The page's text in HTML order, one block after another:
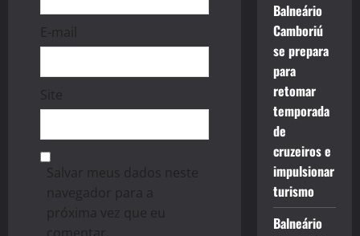
E-mail
Site
Salvar meus dados neste
navegador para a
próxima vez que eu
Balneário
Camboriú
se prepara
para
retomar
temporada
de
cruzeiros e
impulsionar
turismo
Balneário